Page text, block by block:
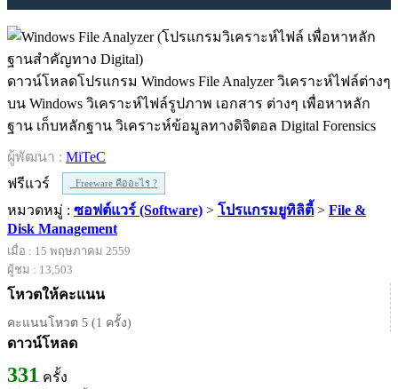
ดาวน์โหลดโปรแกรม Windows File Analyzer วิเคราะห์ไฟล์ต่างๆ
บน Windows วิเคราะห์ไฟล์รูปภาพ เอกสาร ต่างๆ เพื่อหาหลัก
ฐาน เก็บหลักฐาน วิเคราะห์ข้อมูลทางดิจิตอล Digital Forensics
ผู้พัฒนา : MiTeC
ฟรีแวร์
Freeware คืออะไร ?
หมวดหมู่ : ซอฟต์แวร์ (Software) > โปรแกรมยูทิลิตี้ > File &
Disk Management
เมื่อ : 15 พฤษภาคม 2559
ผู้ชม : 13,503
โหวตให้คะแนน
คะแนนโหวต 5 (1 ครั้ง)
ดาวน์โหลด
331 ครั้ง